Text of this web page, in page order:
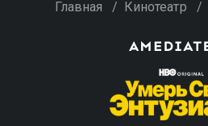
Главная / Кинотеатр /